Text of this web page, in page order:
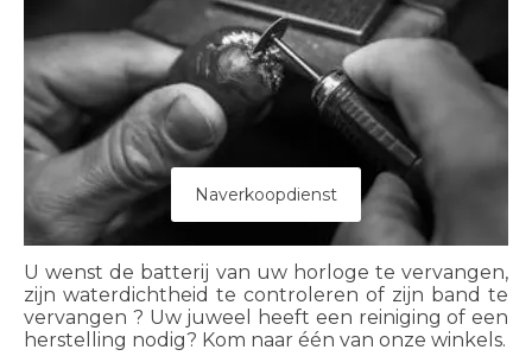
Naverkoopdienst
U wenst de batterij van uw horloge te vervangen,
zijn waterdichtheid te controleren of zijn band te
vervangen ? Uw juweel heeft een reiniging of een
herstelling nodig? Kom naar één van onze winkels.